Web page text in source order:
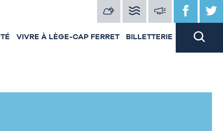
VIVRE À LÈGE-CAP FERRET BILLETTERIE